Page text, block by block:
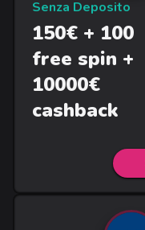
Senza Deposito
150€ + 100
free spin +
10000€
cashback